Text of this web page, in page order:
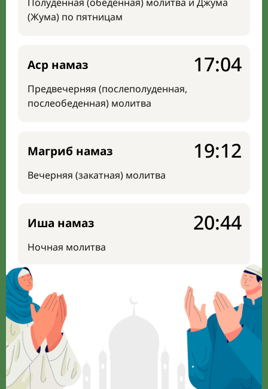
(Жума) по пятницам
Аср намаз
Предвечерняя (послеполуденная,
послеобеденная) молитва
17:04
Магриб намаз
Вечерняя (закатная) молитва
19:12
Иша намаз
Ночная молитва
20:44